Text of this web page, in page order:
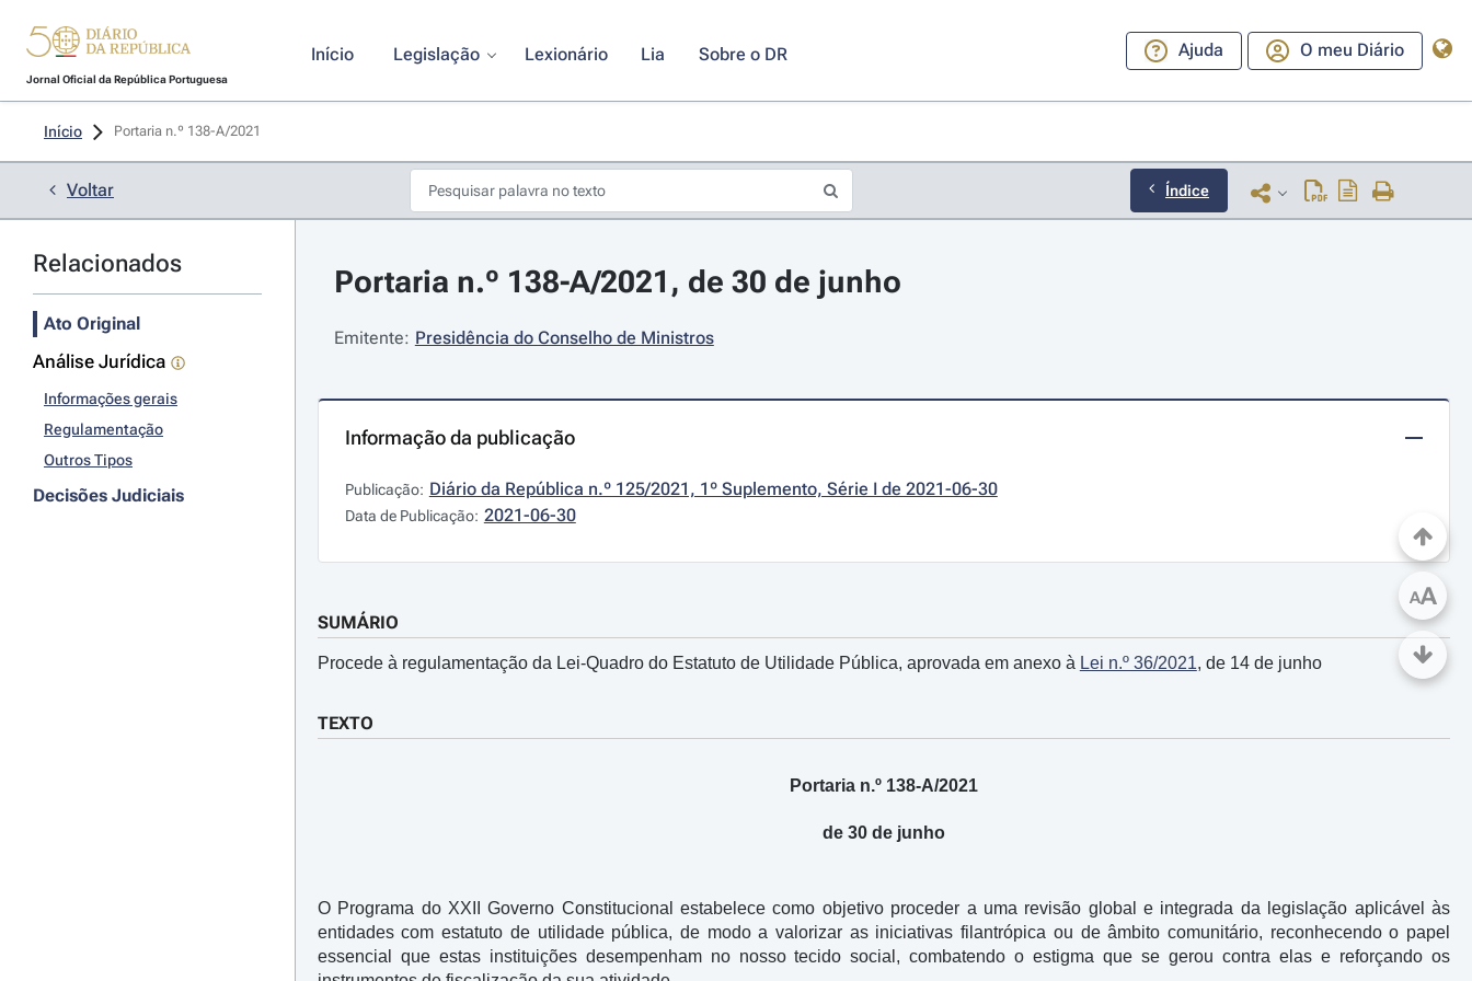
Jornal Oficial da República Portuguesa
Início Legislação Lexionário Lia Sobre o DR Ajuda O meu Diário
Início Portaria n.º 138-A/2021
Voltar Índice
Relacionados
Ato Original
Análise Jurídica
Informações gerais
Regulamentação
Outros Tipos
Decisões Judiciais
Portaria n.º 138-A/2021, de 30 de junho
Emitente: Presidência do Conselho de Ministros
Informação da publicação
Publicação: Diário da República n.º 125/2021, 1º Suplemento, Série I de 2021-06-30
Data de Publicação: 2021-06-30
SUMÁRIO
Procede à regulamentação da Lei-Quadro do Estatuto de Utilidade Pública, aprovada em anexo à Lei n.º 36/2021, de 14 de junho
TEXTO
Portaria n.º 138-A/2021
de 30 de junho
O Programa do XXII Governo Constitucional estabelece como objetivo proceder a uma revisão global e integrada da legislação aplicável às
entidades com estatuto de utilidade pública, de modo a valorizar as iniciativas filantrópica ou de âmbito comunitário, reconhecendo o papel
essencial que estas instituições desempenham no nosso tecido social, combatendo o estigma que se gerou contra elas e reforçando os
AA